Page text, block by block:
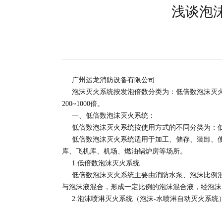
浅谈泡
广州运龙消防设备有限公司
泡沫灭火系统按发泡倍数分类为：低倍数泡沫灭
200~1000倍。
一、低倍数泡沫灭火系统：
低倍数泡沫灭火系统按使用方式的不同分类为：
低倍数泡沫灭火系统适用于加工、储存、装卸、
库、飞机库、机场、燃油锅炉房等场所。
1.低倍数泡沫灭火系统
低倍数泡沫灭火系统主要由消防水泵、泡沫比例
与泡沫液混合，形成一定比例的泡沫混合液，经泡
2.泡沫喷淋灭火系统（泡沫-水喷淋自动灭火系统